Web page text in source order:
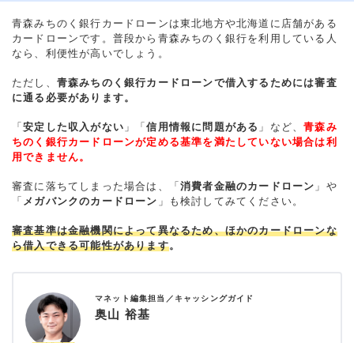
青森みちのく銀行カードローンは東北地方や北海道に店舗がある
カードローンです。普段から青森みちのく銀行を利用している人
なら、利便性が高いでしょう。
ただし、 青森みちのく銀行カードローンで借入するためには審査
に通る必要があります。
「安定した収入がない 」「信用情報に問題がある 」など、青森み
ちのく銀行カードローンが定める基準を満たしていない場合は利
用できません。
審査に落ちてしまった場合は、「 消費者金融のカードローン 」や
「 メガバンクのカードローン 」も検討してみてください。
審査基準は金融機関によって異なるため、ほかのカードローンな
ら借入できる可能性があります。
マネット編集担当／キャッシングガイド
奥山 裕基